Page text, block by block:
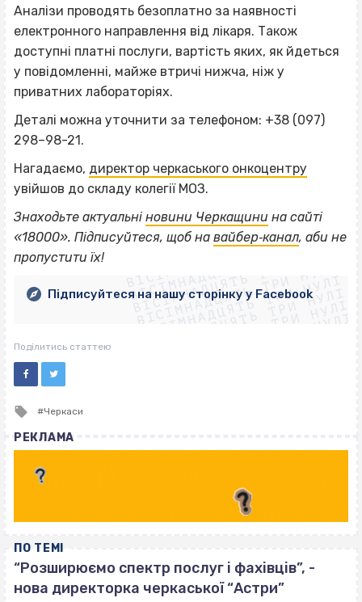
Аналізи проводять безоплатно за наявності
електронного направлення від лікаря. Також
доступні платні послуги, вартість яких, як йдеться
у повідомленні, майже втричі нижча, ніж у
приватних лабораторіях.
Деталі можна уточнити за телефоном: +38 (097)
298–98-21.
Нагадаємо, директор черкаського онкоцентру
увійшов до складу колегії МОЗ.
Знаходьте актуальні новини Черкащини на сайті
«18000». Підписуйтеся, щоб на вайбер‐канал, аби не
пропустити їх!
ВІСІМНАДЦЯТЬ ТРИ НУЛІ
ВІСІМНАДЦЯТЬ ТРИ НУЛІ
ВІСІМНАДЦЯТЬ ТРИ НУЛІ
ВІСІМНАДЦЯТЬ ТРИ НУЛІ
ВІСІМНАДЦЯТЬ ТРИ НУЛІ
ВІСІМНАДЦЯТЬ ТРИ НУЛІ
ВІСІМНАДЦЯТЬ ТРИ НУЛІ
ВІСІМНАДЦЯТЬ ТРИ НУЛІ
Підписуйтеся на нашу сторінку у Facebook
Поділитись статтею
Tagged
Черкаси
РЕКЛАМА
ПО ТЕМІ
“Розширюємо спектр послуг і фахівців”, -
нова директорка черкаської “Астри”